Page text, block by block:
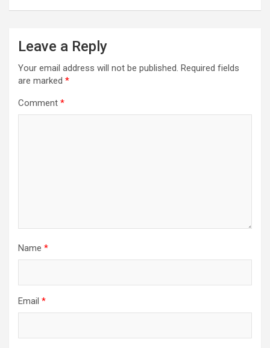
Leave a Reply
Your email address will not be published. Required fields
are marked *
Comment *
Name *
Email *